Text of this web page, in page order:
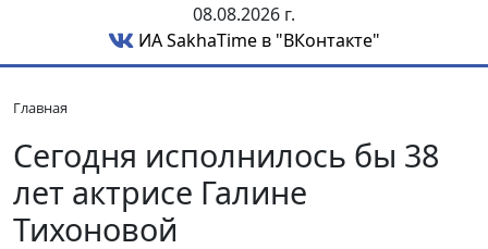
08.08.2026 г.
ИА SakhaTime в "ВКонтакте"
Главная
Сегодня исполнилось бы 38
лет актрисе Галине
Тихоновой